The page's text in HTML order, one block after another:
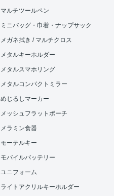
マルチツールペン
ミニバッグ・巾着・ナップサック
メガネ拭き / マルチクロス
メタルキーホルダー
メタルスマホリング
メタルコンパクトミラー
めじるしマーカー
メッシュフラットポーチ
メラミン食器
モーテルキー
モバイルバッテリー
ユニフォーム
ライトアクリルキーホルダー